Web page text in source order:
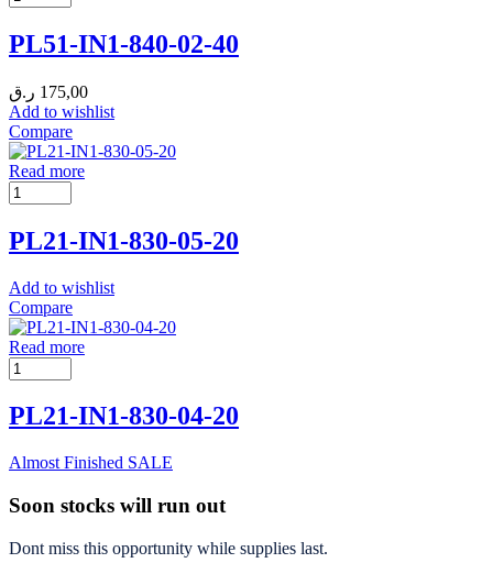
PL51-IN1-840-02-40
175,00 ر.ق
Add to wishlist
Compare
Read more
PL21-IN1-830-05-20
Add to wishlist
Compare
Read more
PL21-IN1-830-04-20
Almost Finished SALE
Soon stocks will run out
Dont miss this opportunity while supplies last.